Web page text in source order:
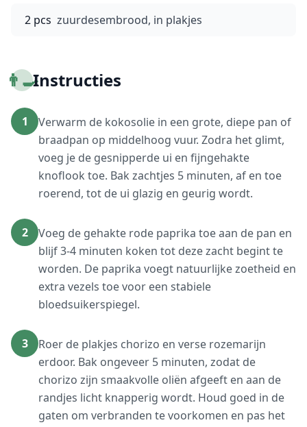
2 pcs zuurdesembrood, in plakjes
👨‍🍳Instructies
1
Verwarm de kokosolie in een grote, diepe pan of
braadpan op middelhoog vuur. Zodra het glimt,
voeg je de gesnipperde ui en fijngehakte
knoflook toe. Bak zachtjes 5 minuten, af en toe
roerend, tot de ui glazig en geurig wordt.
2
Voeg de gehakte rode paprika toe aan de pan en
blijf 3-4 minuten koken tot deze zacht begint te
worden. De paprika voegt natuurlijke zoetheid en
extra vezels toe voor een stabiele
bloedsuikerspiegel.
3
Roer de plakjes chorizo en verse rozemarijn
erdoor. Bak ongeveer 5 minuten, zodat de
chorizo zijn smaakvolle oliën afgeeft en aan de
randjes licht knapperig wordt. Houd goed in de
gaten om verbranden te voorkomen en pas het